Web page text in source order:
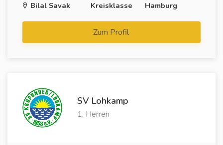
Bilal Savak
Kreisklasse
Hamburg
Zum Profil
SV Lohkamp
1. Herren